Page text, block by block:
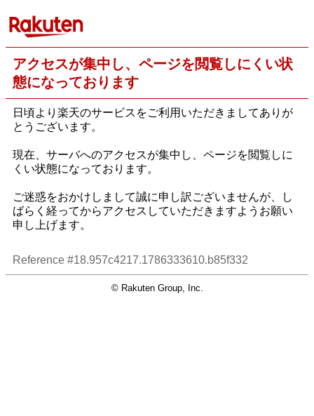
アクセスが集中し、ページを閲覧しにくい状
態になっております
日頃より楽天のサービスをご利用いただきましてありが
とうございます。
現在、サーバへのアクセスが集中し、ページを閲覧しに
くい状態になっております。
ご迷惑をおかけしまして誠に申し訳ございませんが、し
ばらく経ってからアクセスしていただきますようお願い
申し上げます。
Reference #18.957c4217.1786333610.b85f332
© Rakuten Group, Inc.